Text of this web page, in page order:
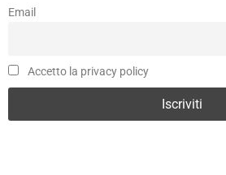
Email
Accetto la privacy policy